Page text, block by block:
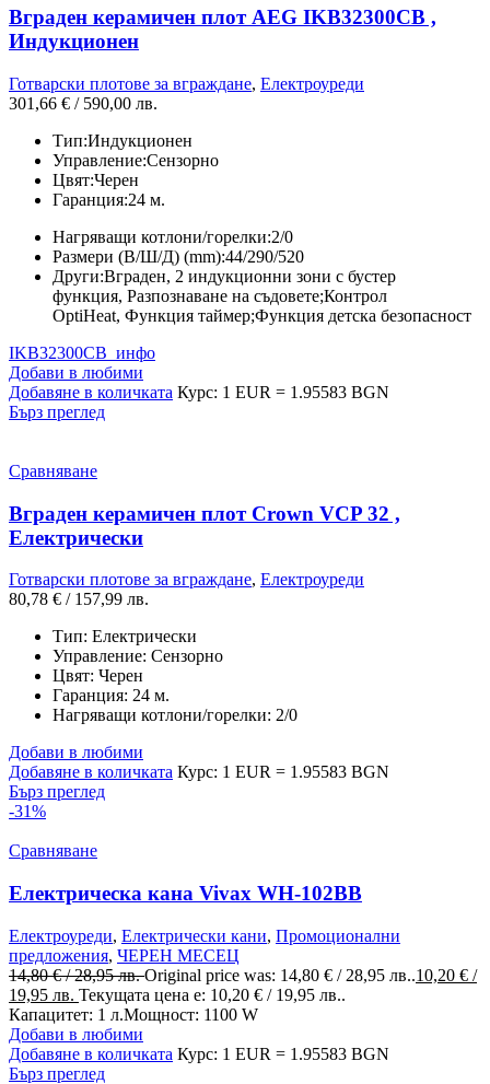
Вграден керамичен плот AEG IKB32300CB ,
Индукционен
Готварски плотове за вграждане, Електроуреди
301,66 € / 590,00 лв.
Тип:Индукционен
Управление:Сензорно
Цвят:Черен
Гаранция:24 м.
Нагряващи котлони/горелки:2/0
Размери (В/Ш/Д) (mm):44/290/520
Други:Вграден, 2 индукционни зони с бустер
функция, Разпознаване на съдовете;Контрол
OptiHeat, Функция таймер;Функция детска безопасност
IKB32300CB_инфо
Добави в любими
Добавяне в количката Курс: 1 EUR = 1.95583 BGN
Бърз преглед
Сравняване
Вграден керамичен плот Crown VCP 32 ,
Електрически
Готварски плотове за вграждане, Електроуреди
80,78 € / 157,99 лв.
Тип: Електрически
Управление: Сензорно
Цвят: Черен
Гаранция: 24 м.
Нагряващи котлони/горелки: 2/0
Добави в любими
Добавяне в количката Курс: 1 EUR = 1.95583 BGN
Бърз преглед
-31%
Сравняване
Електрическа кана Vivax WH-102BB
Електроуреди, Електрически кани, Промоционални
предложения, ЧЕРЕН МЕСЕЦ
14,80€/ 28,95 лв.Original price was: 14,80 € / 28,95 лв..10,20 € /
19,95 лв. Текущата цена е: 10,20 € / 19,95 лв..
Капацитет: 1 л.Мощност: 1100 W
Добави в любими
Добавяне в количката Курс: 1 EUR = 1.95583 BGN
Бърз преглед